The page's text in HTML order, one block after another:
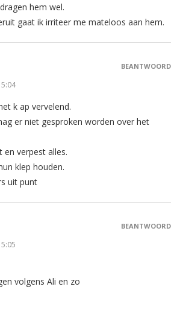
hem wel.
gaat ik irriteer me mateloos aan hem.
k ap vervelend.
er niet gesproken worden over het
en verpest alles.
klep houden.
uit punt
BEANTWOORD
volgens Ali en zo
BEANTWOORD